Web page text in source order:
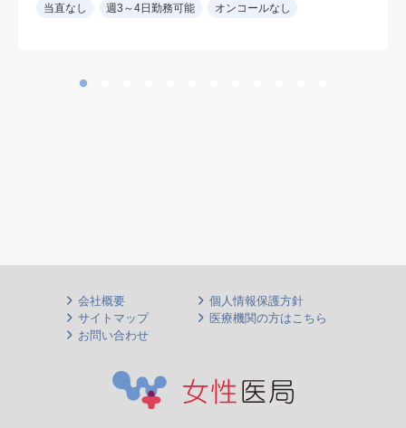
当直なし 週3～4日勤務可能 オンコールなし
会社概要
個人情報保護方針
サイトマップ
医療機関の方はこちら
お問い合わせ